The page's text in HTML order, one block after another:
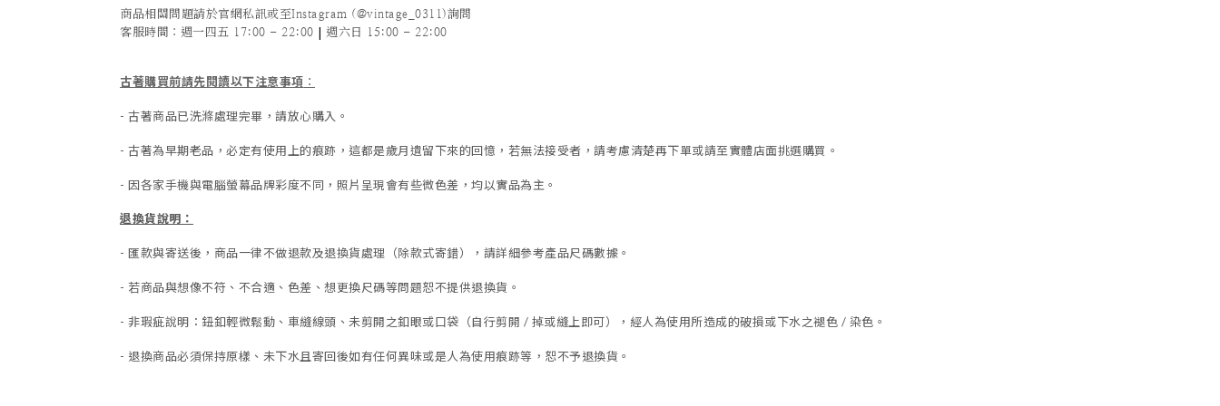
商品相關問題請於官網私訊或至Instagram (@vintage_0311)詢問
客服時間 ：週一四五 17:00 - 22:00 | 週六日 15:00 - 22:00
古著購買前請先閱讀以下注意事項 ：
- 古著商品已洗滌處理完畢，請放心購入。
- 古著為早期老品，必定有使用上的痕跡，這都是歲月遺留下來的回憶，若無法接受者，請考慮清楚再下單或請至實體店面挑選購買。
- 因各家手機與電腦螢幕品牌彩度不同，照片呈現會有些微色差，均以實品為主。
退換貨說明：
- 匯款與寄送後，商品一律不做退款及退換貨處理（除款式寄錯）， 請詳細參考產品尺碼數據 。
- 若商品與想像不符、不合適、色差、想更換尺碼等問題恕不提供退換貨。
- 非瑕疵說明：鈕釦輕微鬆動、車縫線頭、未剪開之釦眼或口袋（自行剪開 / 掉或縫上即可），經人為使用所造成的破損或下水之褪色 / 染色。
- 退換商品必須保持原樣、未下水且寄回後如有任何異味或是人為使用痕跡等 ， 恕不予退換貨。